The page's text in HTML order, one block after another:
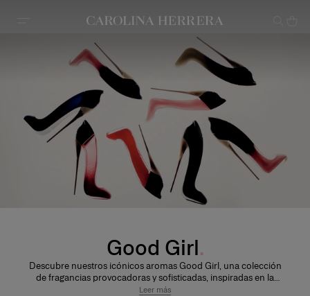
Declaración de accesibilidad (enlace)
Good Girl
Descubre nuestros icónicos aromas Good Girl, una colección
de fragancias provocadoras y sofisticadas, inspiradas en la
visión única que Carolina Herrera tiene de la dualidad de la
Leer más